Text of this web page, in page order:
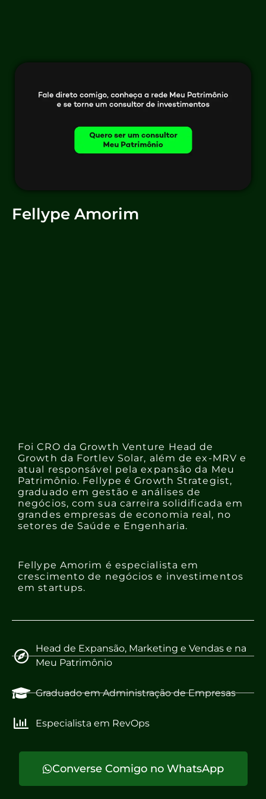
Fellype Amorim
Foi CRO da Growth Venture Head de
Growth da Fortlev Solar, além de ex-MRV e
atual responsável pela expansão da Meu
Patrimônio. Fellype é Growth Strategist,
graduado em gestão e análises de
negócios, com sua carreira solidificada em
grandes empresas de economia real, no
setores de Saúde e Engenharia.
Fellype Amorim é especialista em
crescimento de negócios e investimentos
em startups.
Head de Expansão, Marketing e Vendas e na
Meu Patrimônio
Graduado em Administração de Empresas
Especialista em RevOps
Converse Comigo no WhatsApp